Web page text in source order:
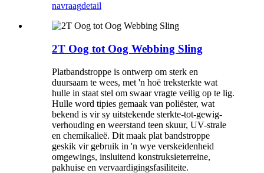
navraagdetail
2T Oog tot Oog Webbing Sling
Platbandstroppe is ontwerp om sterk en
duursaam te wees, met 'n hoë treksterkte wat
hulle in staat stel om swaar vragte veilig op te lig.
Hulle word tipies gemaak van poliëster, wat
bekend is vir sy uitstekende sterkte-tot-gewig-
verhouding en weerstand teen skuur, UV-strale
en chemikalieë. Dit maak plat bandstroppe
geskik vir gebruik in 'n wye verskeidenheid
omgewings, insluitend konstruksieterreine,
pakhuise en vervaardigingsfasiliteite.